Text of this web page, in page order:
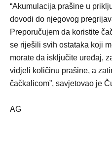
“Akumulacija prašine u
dovodi do njegovog
Preporučujem da koristite
se riješili svih ostataka koji
morate da isključite uređaj,
vidjeli količinu prašine, a
čačkalicom”, savjetovao je
AG